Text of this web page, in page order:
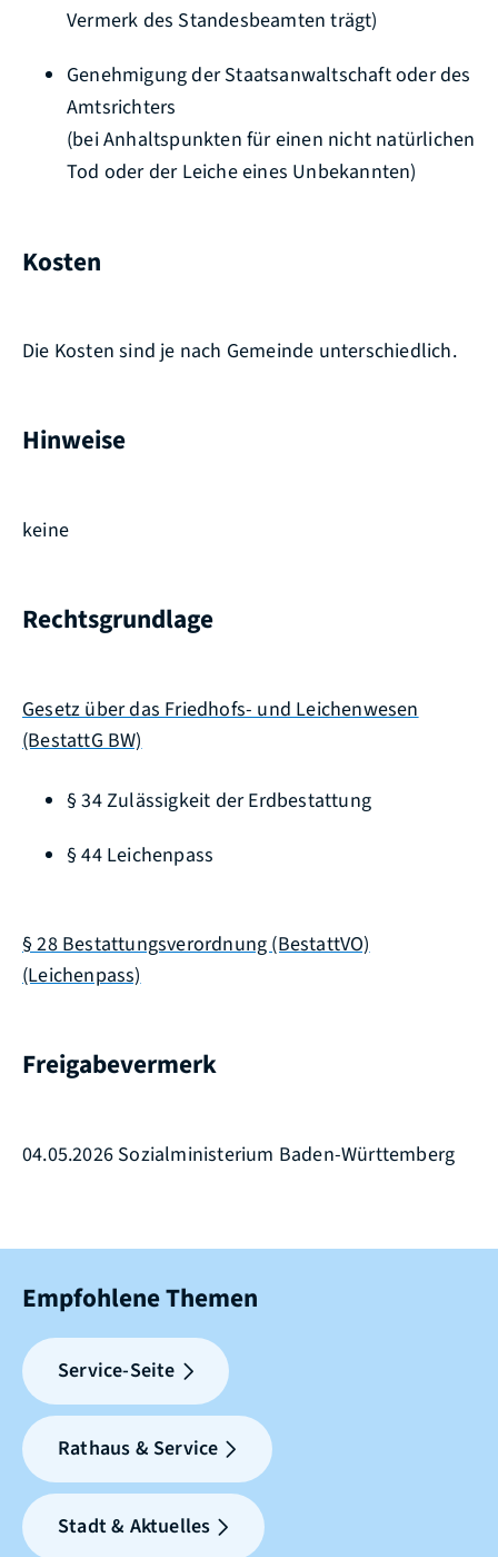
Vermerk des Standesbeamten trägt)
Genehmigung der Staatsanwaltschaft oder des
Amtsrichters
(bei Anhaltspunkten für einen nicht natürlichen
Tod oder der Leiche eines Unbekannten)
Kosten
Die Kosten sind je nach Gemeinde unterschiedlich.
Hinweise
keine
Rechtsgrundlage
Gesetz über das Friedhofs- und Leichenwesen
(BestattG BW)
§ 34Zulässigkeit der Erdbestattung
§ 44 Leichenpass
§ 28 Bestattungsverordnung (BestattVO)
(Leichenpass)
Freigabevermerk
04.05.2026 Sozialministerium Baden-Württemberg
Empfohlene Themen
Service-Seite
Rathaus & Service
Stadt & Aktuelles